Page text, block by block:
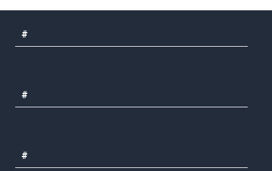
#
#
#